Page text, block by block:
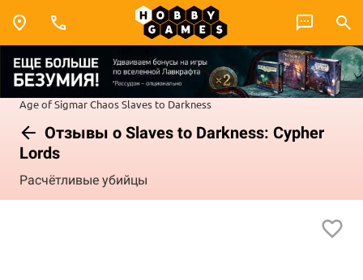
Age of SigmarChaosSlaves to Darkness
Отзывы о Slaves to Darkness: Cypher
Lords
Расчётливые убийцы